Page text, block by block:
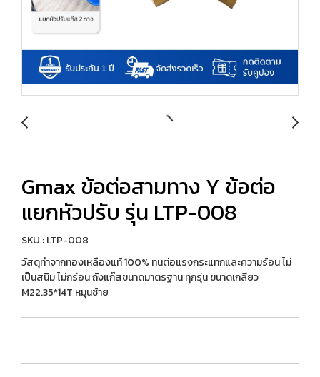
Gmax ข้อต่อสามทาง Y ข้อต่อ
แยกหัวปรับ รุ่น LTP-008
SKU : LTP-008
วัสดุทำจากทองเหลืองแท้ 100% ทนต่อแรงกระแทกและความร้อน ไม่
เป็นสนิม ไม่กร่อน ถังแก๊สขนาดมาตรฐาน ทุกรุ่น ขนาดเกลียว
M22.35*14T หมุนซ้าย